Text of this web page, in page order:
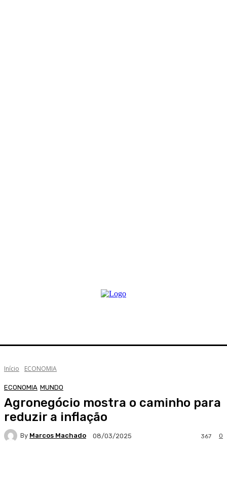
Início ECONOMIA
ECONOMIA MUNDO
Agronegócio mostra o caminho para
reduzir a inflação
By Marcos Machado 08/03/2025 0
367